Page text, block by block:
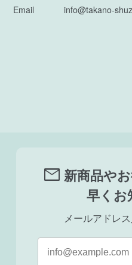
Email
info@takano-
mail 新商品や
早くお
メールアドレ